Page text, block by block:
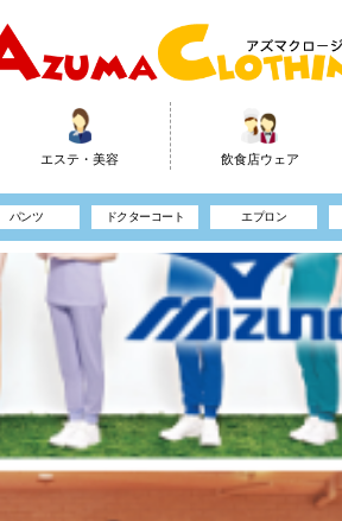
スクラブパンツ
ケーシー
カーディガン
⇒ 全て見る
エステ・美容
カットソー
チュニック
ワンピース
ジャケット・コート
⇒ 全て見る
飲食店ウェア
トップス
コックウェア
ジャケット
甚平・作務衣
アクセサリー
パンツ ドクターコート エプロン